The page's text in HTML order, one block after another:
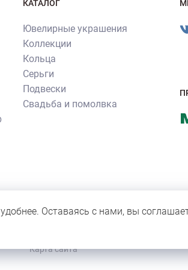
КАТАЛОГ
Ювелирные украшения
Коллекции
Кольца
Серьги
Подвески
Свадьба и помолвка
Все прочие фотографии не
Карта сайта
Оставаясь с нами, вы